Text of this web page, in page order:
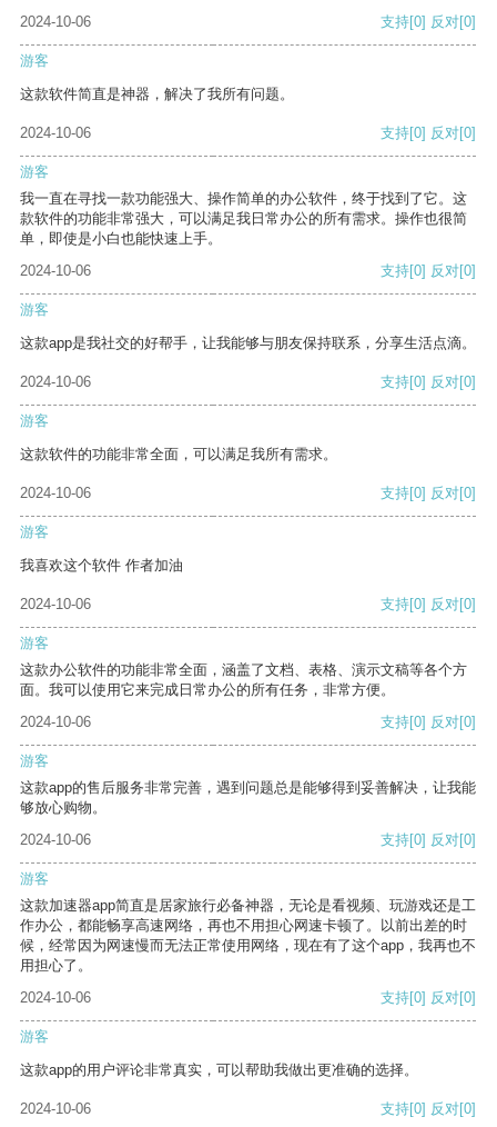
2024-10-06
支持[0] 反对[0]
游客
这款软件简直是神器，解决了我所有问题。
2024-10-06 支持[0] 反对[0]
游客
我一直在寻找一款功能强大、操作简单的办公软件，终于找到了它。这
款软件的功能非常强大，可以满足我日常办公的所有需求。操作也很简
单，即使是小白也能快速上手。
2024-10-06
支持[0] 反对[0]
游客
这款app是我社交的好帮手，让我能够与朋友保持联系，分享生活点滴。
2024-10-06 支持[0] 反对[0]
游客
这款软件的功能非常全面，可以满足我所有需求。
2024-10-06 支持[0] 反对[0]
游客
我喜欢这个软件 作者加油
2024-10-06 支持[0] 反对[0]
游客
这款办公软件的功能非常全面，涵盖了文档、表格、演示文稿等各个方
面。我可以使用它来完成日常办公的所有任务，非常方便。
2024-10-06
支持[0] 反对[0]
游客
这款app的售后服务非常完善，遇到问题总是能够得到妥善解决，让我能
够放心购物。
2024-10-06
支持[0] 反对[0]
游客
这款加速器app简直是居家旅行必备神器，无论是看视频、玩游戏还是工
作办公，都能畅享高速网络，再也不用担心网速卡顿了。以前出差的时
候，经常因为网速慢而无法正常使用网络，现在有了这个app，我再也不
用担心了。
2024-10-06
支持[0] 反对[0]
游客
这款app的用户评论非常真实，可以帮助我做出更准确的选择。
2024-10-06 支持[0] 反对[0]